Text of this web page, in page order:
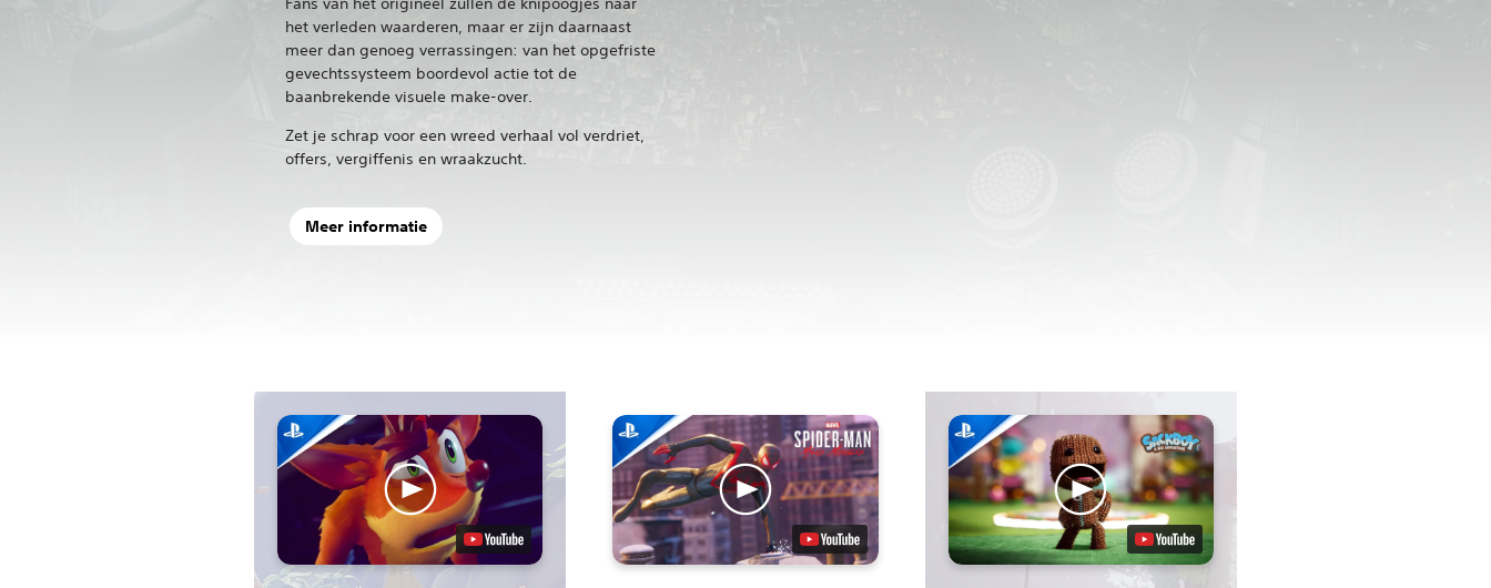
het verleden waarderen, maar er zijn daarnaast
meer dan genoeg verrassingen: van het opgefriste
gevechtssysteem boordevol actie tot de
baanbrekende visuele make-over.
Zet je schrap voor een wreed verhaal vol verdriet,
offers, vergiffenis en wraakzucht.
Meer informatie